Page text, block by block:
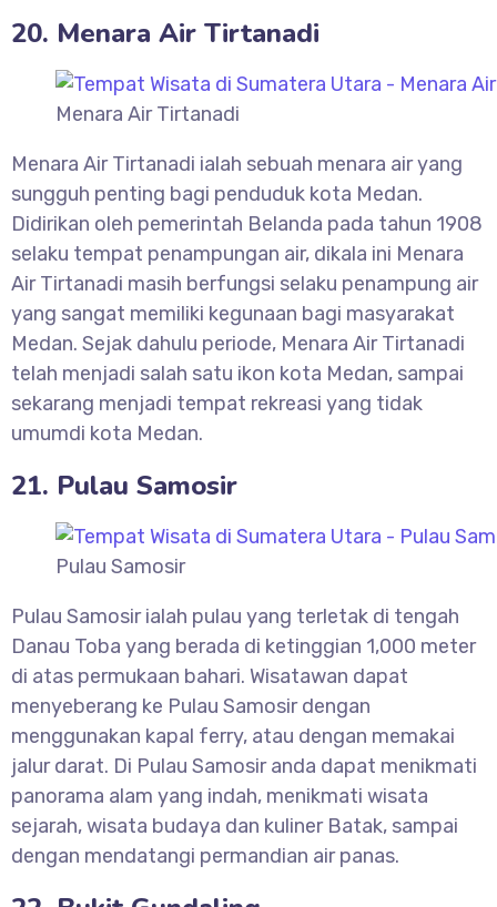
20. Menara Air Tirtanadi
Menara Air Tirtanadi
Menara Air Tirtanadi ialah sebuah menara air yang
sungguh penting bagi penduduk kota Medan.
Didirikan oleh pemerintah Belanda pada tahun 1908
selaku tempat penampungan air, dikala ini Menara
Air Tirtanadi masih berfungsi selaku penampung air
yang sangat memiliki kegunaan bagi masyarakat
Medan. Sejak dahulu periode, Menara Air Tirtanadi
telah menjadi salah satu ikon kota Medan, sampai
sekarang menjadi tempat rekreasi yang tidak
umumdi kota Medan.
21. Pulau Samosir
Pulau Samosir
Pulau Samosir ialah pulau yang terletak di tengah
Danau Toba yang berada di ketinggian 1,000 meter
di atas permukaan bahari. Wisatawan dapat
menyeberang ke Pulau Samosir dengan
menggunakan kapal ferry, atau dengan memakai
jalur darat. Di Pulau Samosir anda dapat menikmati
panorama alam yang indah, menikmati wisata
sejarah, wisata budaya dan kuliner Batak, sampai
dengan mendatangi permandian air panas.